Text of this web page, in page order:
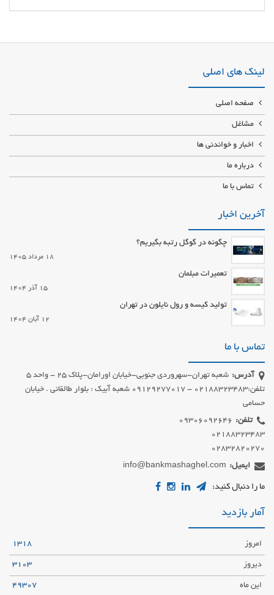
و فروش ابزار و قطعات الکترونیک صنایع بازار فروش و پخش انواع کانکتور و
لینک های اصلی
صفحه اصلی
مشاغل
اخبار و خواندنی ها
درباره ما
تماس با ما
آخرین اخبار
چگونه در گوگل رتبه بگیریم؟
18 مرداد 1405
تعمیرات مبلمان
15 آذر 1404
تولید کیسه و رول نایلون در تهران
12 آبان 1404
تماس با ما
آدرس:
شعبه تهران-سهروردی جنوبی-خیابان اورامان-پلاک 25 - واحد 5
تلفن:02188323483 - 09129277017 شعبه آبیک : بلوار طالقانی . خیابان
حسامی
تلفن:
02832820270
ایمیل: info@bankmashaghel.com
ما را دنبال کنید:
آمار بازدید
امروز 1318
دیروز 3103
این ماه 49307